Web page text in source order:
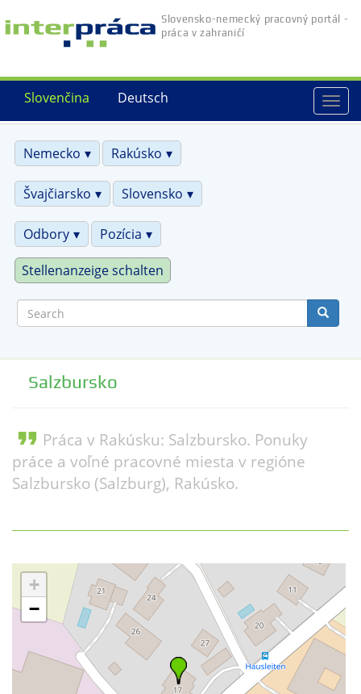
Skip
to
Deutsch
Slovenčina
Slovensko-nemecký pracovný portál -
práca v zahraničí
Nemecko
Rakúsko
Švajčiarsko Slovensko
Odbory Pozícia
Stellenanzeige schalten
Salzbursko
format_quote Práca v Rakúsku: Salzbursko. Ponuky
práce a voľné pracovné miesta v regióne
Salzbursko (Salzburg), Rakúsko.
+
−